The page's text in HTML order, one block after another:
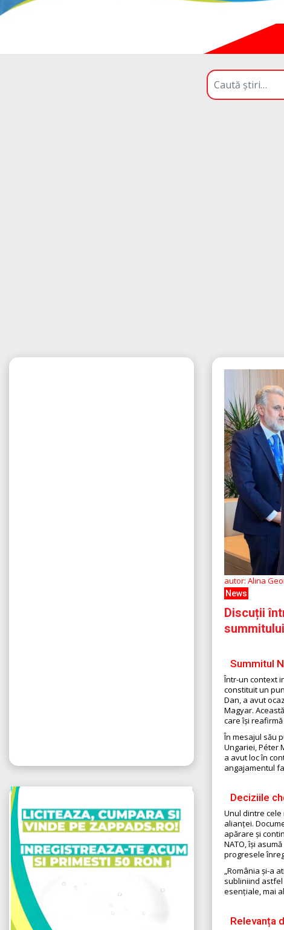
autor: Alina
News
Discuții
Summitul
Într-un context
constituit un
Dan, a avut
Magyar.
care își
În mesajul său
Ungariei, Péter
a avut loc în
angajamentul
Deciziile
Unul dintre
alianței.
apărare și
NATO, își
progresele
„România și-a
subliniind
esențiale, mai
Relevanța